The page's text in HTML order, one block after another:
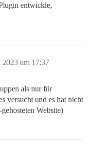
entwickle,
2023 um 17:37
als nur für
versucht und es hat nicht
Website)